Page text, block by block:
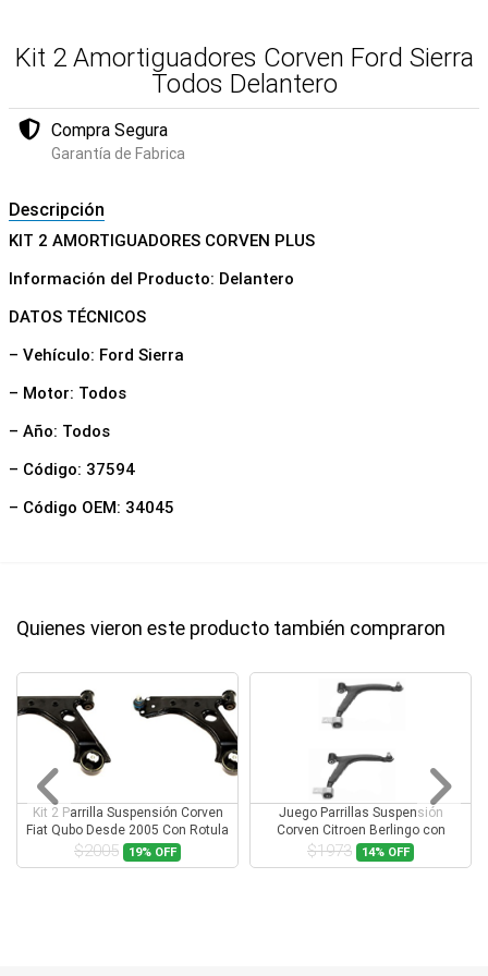
Kit 2 Amortiguadores Corven Ford Sierra
Todos Delantero
Compra Segura
Garantía de Fabrica
Descripción
KIT 2 AMORTIGUADORES CORVEN PLUS
Información del Producto: Delantero
DATOS TÉCNICOS
– Vehículo: Ford Sierra
– Motor: Todos
– Año: Todos
– Código: 37594
– Código OEM: 34045
Quienes vieron este producto también compraron
Kit 2 Parrilla Suspensión Corven
Fiat Qubo Desde 2005 Con Rotula
$2005 19% OFF
Juego Parrillas Suspensión
Corven Citroen Berlingo con
Rotula
$1973 14% OFF